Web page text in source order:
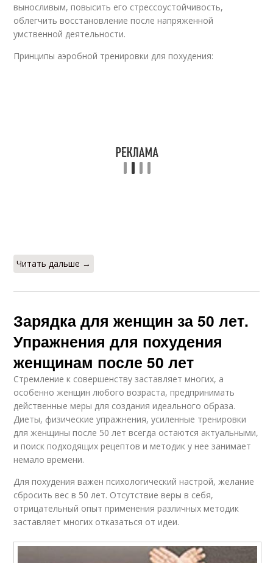
Упражнения на
фитболе
Упражнения с
фитболом
подходящем шаре
Обертывание для
Эффективное
Упражнение для
похудения
Малышева для
похудения
Упражнение для
сжигания
толстых
похудения
Упражнения для
Упражнение для шеи
выносливым, повысить его стрессоустойчивость,
облегчить восстановление после напряженной
умственной деятельности.
Принципы аэробной тренировки для похудения:
Читать дальше →
Зарядка для женщин за 50 лет.
Упражнения для похудения
женщинам после 50 лет
Стремление к совершенству заставляет многих, а
особенно женщин любого возраста, предпринимать
действенные меры для создания идеального образа.
Диеты, физические упражнения, усиленные тренировки
для женщины после 50 лет всегда остаются актуальными,
и поиск подходящих рецептов и методик у нее занимает
немало времени.
Для похудения важен психологический настрой, желание
сбросить вес в 50 лет. Отсутствие веры в себя,
отрицательный опыт применения различных методик
заставляет многих отказаться от идеи.